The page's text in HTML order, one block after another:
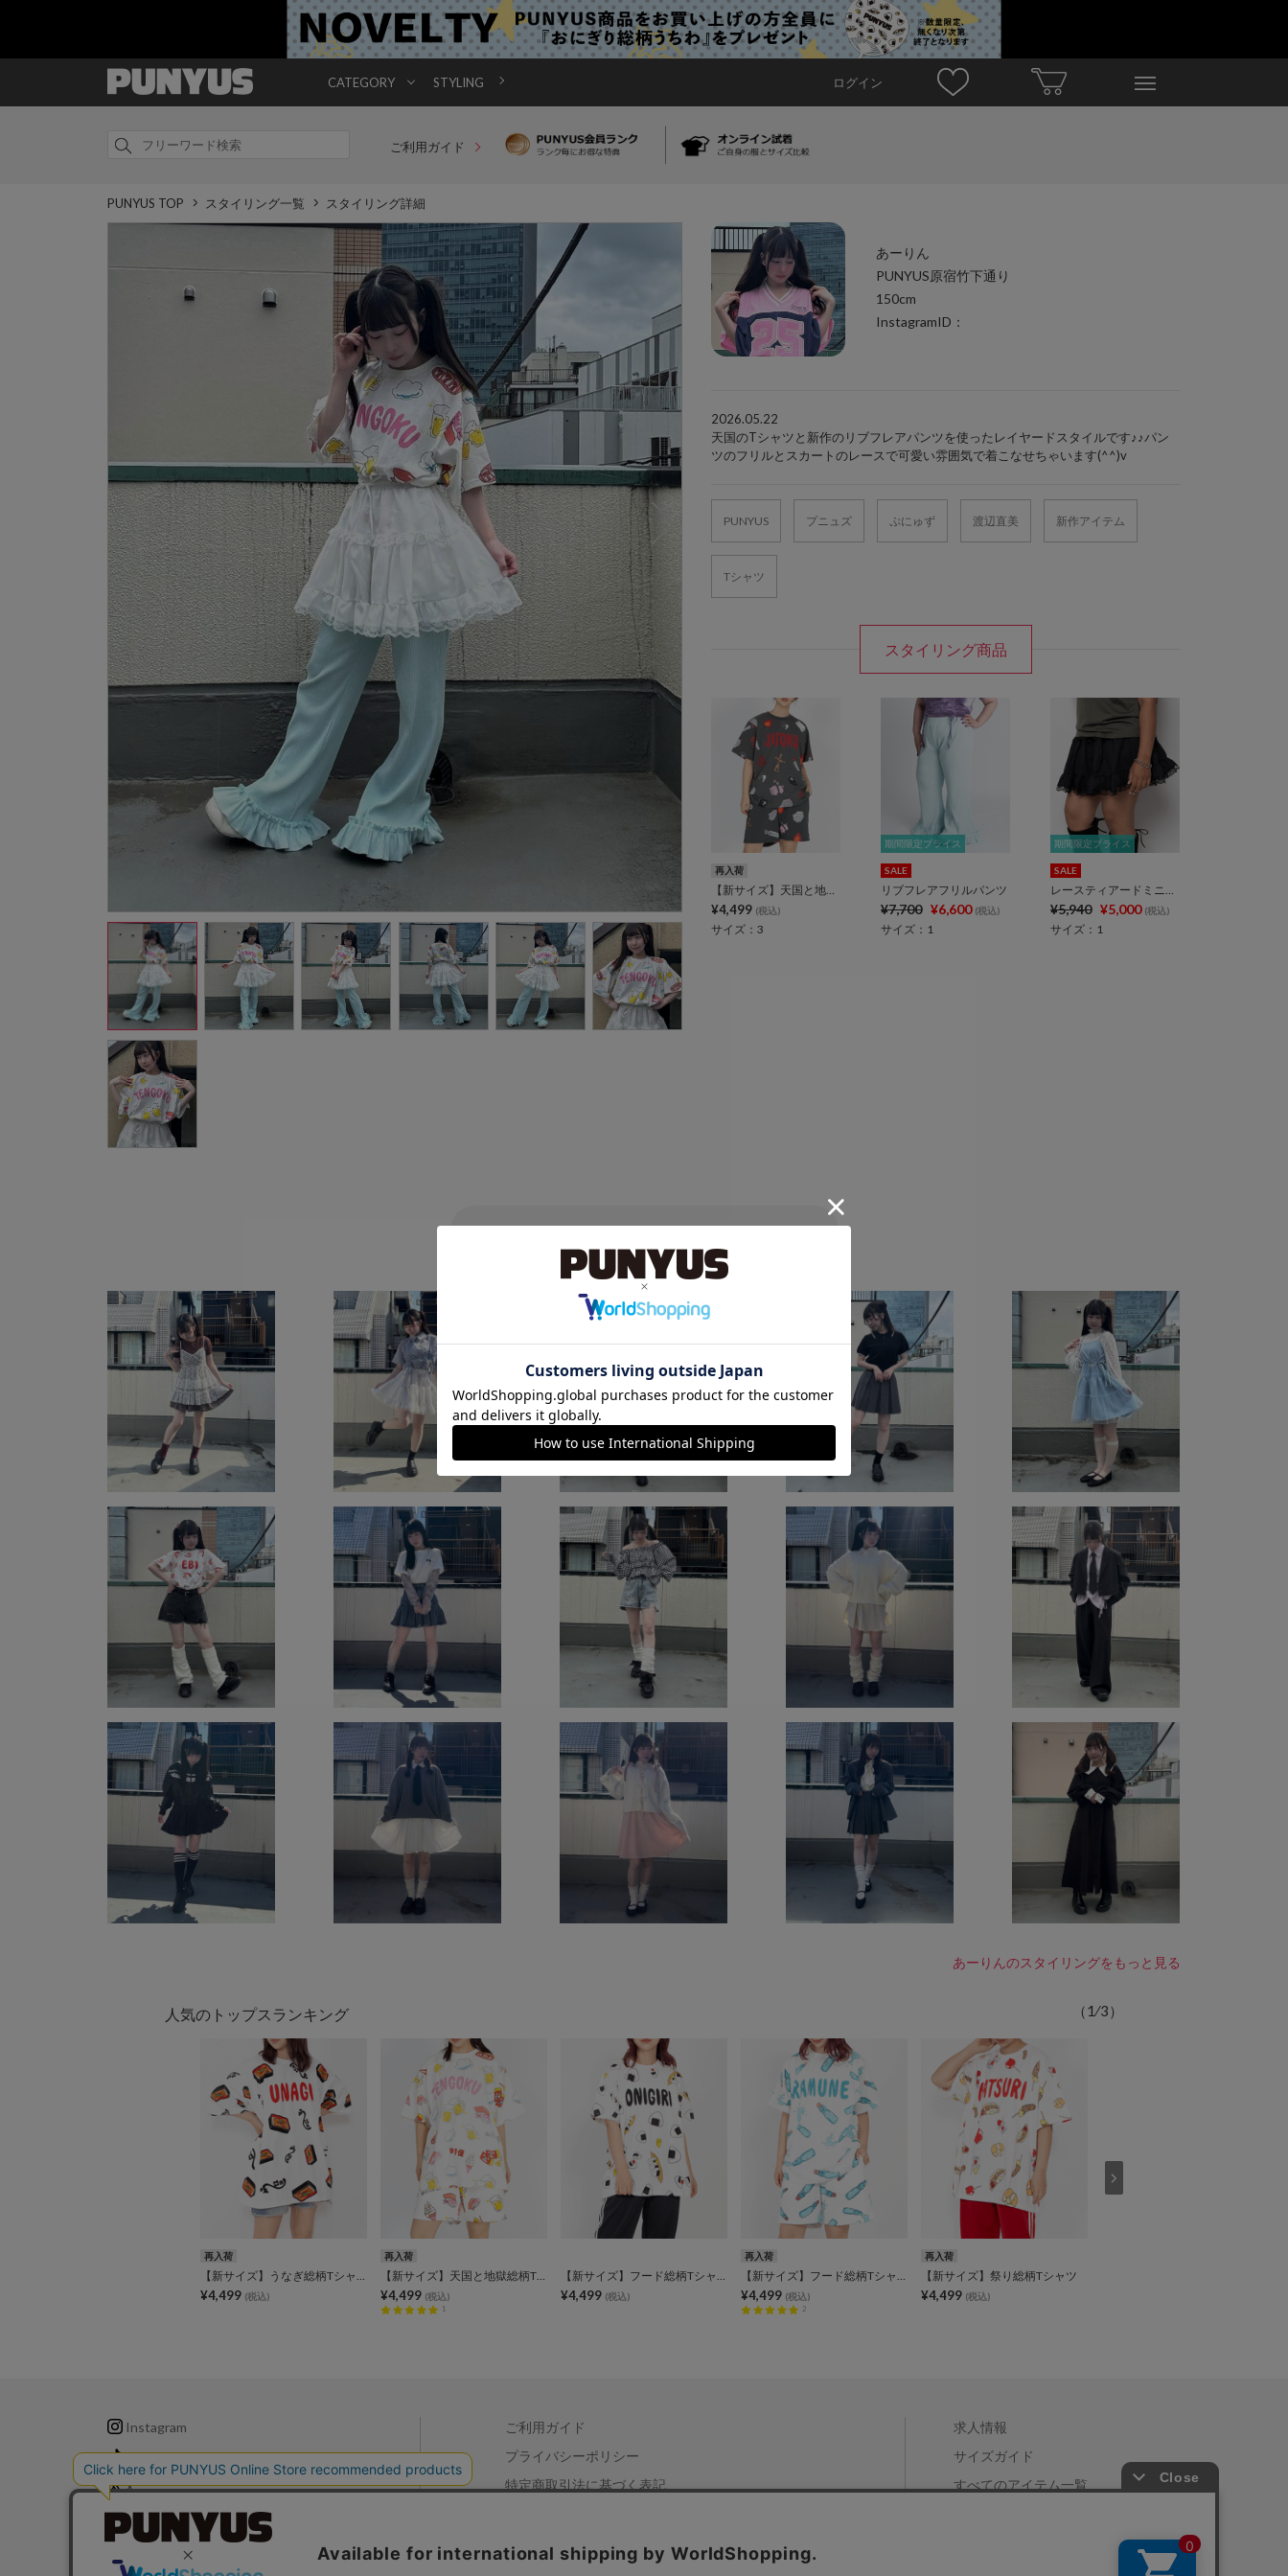
CATEGORY STYLING ログイン
ご利用ガイド
PUNYUS TOP スタイリング一覧 スタイリング詳細
あーりん
PUNYUS原宿竹下通り
150cm
InstagramID：
2026.05.22
天国のTシャツと新作のリブフレアパンツを使ったレイヤードスタイルです♪♪パン
ツのフリルとスカートのレースで可愛い雰囲気で着こなせちゃいます(^^)v
PUNYUS プニュズ ぷにゅず 渡辺直美 新作アイテム
Tシャツ
スタイリング商品
再入荷
【新サイズ】天国と地獄総柄Tシャツ
¥4,499 (税込)
サイズ：3
期間限定プライス
SALE
リブフレアフリルパンツ
¥7,700 ¥6,600 (税込)
サイズ：1
期間限定プライス
SALE
レースティアードミニスカート
¥5,940 ¥5,000 (税込)
サイズ：1
あーりんのスタイリングをもっと見る
人気のトップスランキング （1⁄3）
再入荷
¥4,499 (税込)
再入荷
¥4,499 (税込)
1
¥4,499 (税込)
再入荷
¥4,499 (税込)
2
再入荷
【新サイズ】祭り総柄Tシャツ
¥4,499 (税込)
Instagram
TikTok
X
LINE
ご利用ガイド
プライバシーポリシー
特定商取引法に基づく表記
求人情報
サイズガイド
すべてのアイテム一覧